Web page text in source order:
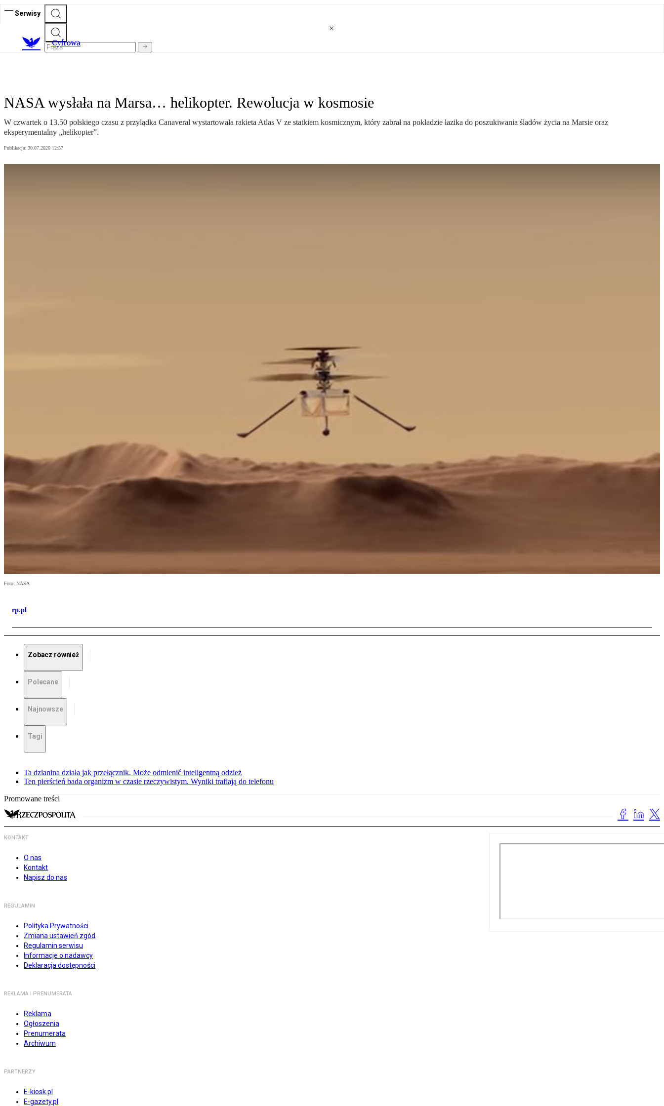
Serwisy
Cyfrowa
NASA wysłała na Marsa… helikopter. Rewolucja w kosmosie
W czwartek o 13.50 polskiego czasu z przylądka Canaveral wystartowała rakieta Atlas V ze statkiem kosmicznym, który zabrał na pokładzie łazika do poszukiwania śladów życia na Marsie oraz
eksperymentalny „helikopter”.
Publikacja: 30.07.2020 12:57
Foto: NASA
rp.pl
Zobacz również
Polecane
Najnowsze
Tagi
Ta dzianina działa jak przełącznik. Może odmienić inteligentną odzież
Ten pierścień bada organizm w czasie rzeczywistym. Wyniki trafiają do telefonu
Promowane treści
KONTAKT
O nas
Kontakt
Napisz do nas
REGULAMIN
Polityka Prywatności
Zmiana ustawień zgód
Regulamin serwisu
Informacje o nadawcy
Deklaracja dostępności
REKLAMA I PRENUMERATA
Reklama
Ogłoszenia
Prenumerata
Archiwum
PARTNERZY
E-kiosk.pl
E-gazety.pl